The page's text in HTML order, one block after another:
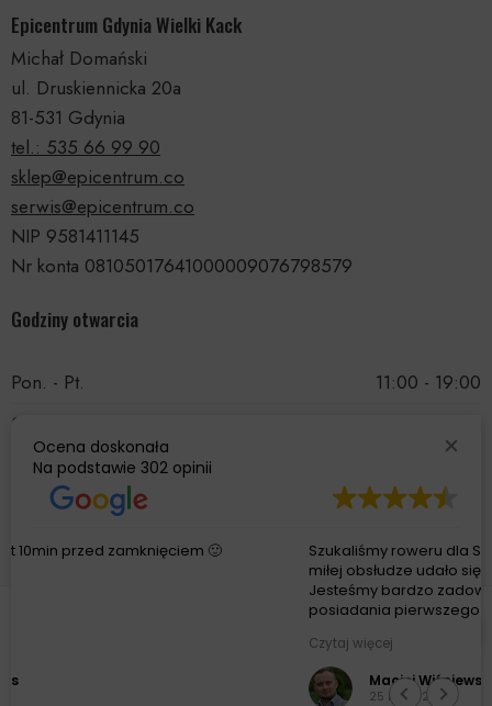
Epicentrum Gdynia Wielki Kack
Michał Domański
ul. Druskiennicka 20a
81-531 Gdynia
tel.: 535 66 99 90
sklep@epicentrum.co
serwis@epicentrum.co
NIP 9581411145
Nr konta 08105017641000009076798579
Godziny otwarcia
Pon. - Pt.
11:00 - 19:00
Sobota
Niedziela
© 2026 Wszelkie prawa zastrzeżone. Z przyjemnością
BRAINBOX®.
POLITYKA PRYWATNOŚCI
Ocena doskonała
Na podstawie 302 opinii
Szukaliśmy roweru dla Syna i dzięki profesjonalnej i bardzo
miłej obsłudze udało się dobrać optymalny sprzęt.
Jesteśmy bardzo zadowoleni a Syn szczęśliwy z
posiadania pierwszego MTB. Bardzo